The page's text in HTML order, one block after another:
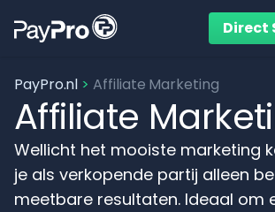
Direct
PayPro.nl >Affiliate Marketing
Affiliate
Wellicht het mooiste marketing
je als verkopende partij alleen
meetbare resultaten. Ideaal om